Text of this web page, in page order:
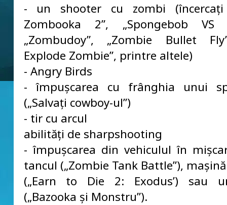
- un shooter cu zombi (încercați
Zombooka 2”, „Spongebob VS
„Zombudoy”, „Zombie Bullet
Explode Zombie”, printre altele)
- Angry Birds
- împușcarea cu frânghia unui
(„Salvați cowboy-ul”)
- tir cu arcul
abilități de sharpshooting
- împușcarea din vehiculul în
tancul („Zombie Tank Battle”),
(„Earn to Die 2: Exodus’) sau
(„Bazooka și Monstru”).